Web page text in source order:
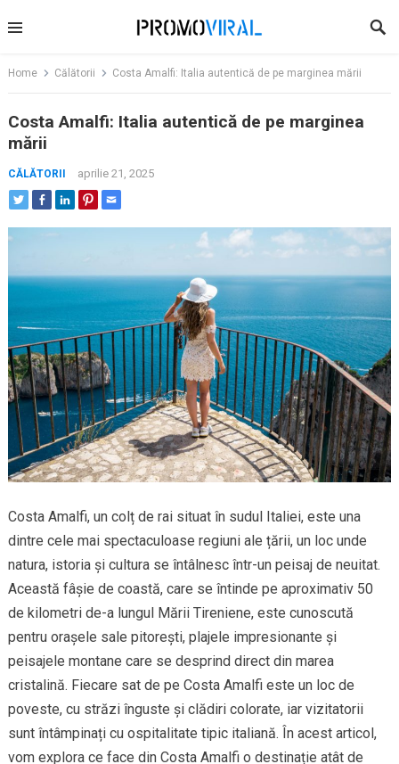
to
Home Călătorii Costa Amalfi: Italia autentică de pe marginea mării
Costa Amalfi: Italia autentică de pe marginea
mării
CĂLĂTORII aprilie 21, 2025
Costa Amalfi, un colț de rai situat în sudul Italiei, este una
dintre cele mai spectaculoase regiuni ale țării, un loc unde
natura, istoria și cultura se întâlnesc într-un peisaj de neuitat.
Această fâșie de coastă, care se întinde pe aproximativ 50
de kilometri de-a lungul Mării Tireniene, este cunoscută
pentru orașele sale pitorești, plajele impresionante și
peisajele montane care se desprind direct din marea
cristalină. Fiecare sat de pe Costa Amalfi este un loc de
poveste, cu străzi înguste și clădiri colorate, iar vizitatorii
sunt întâmpinați cu ospitalitate tipic italiană. În acest articol,
vom explora ce face din Costa Amalfi o destinație atât de